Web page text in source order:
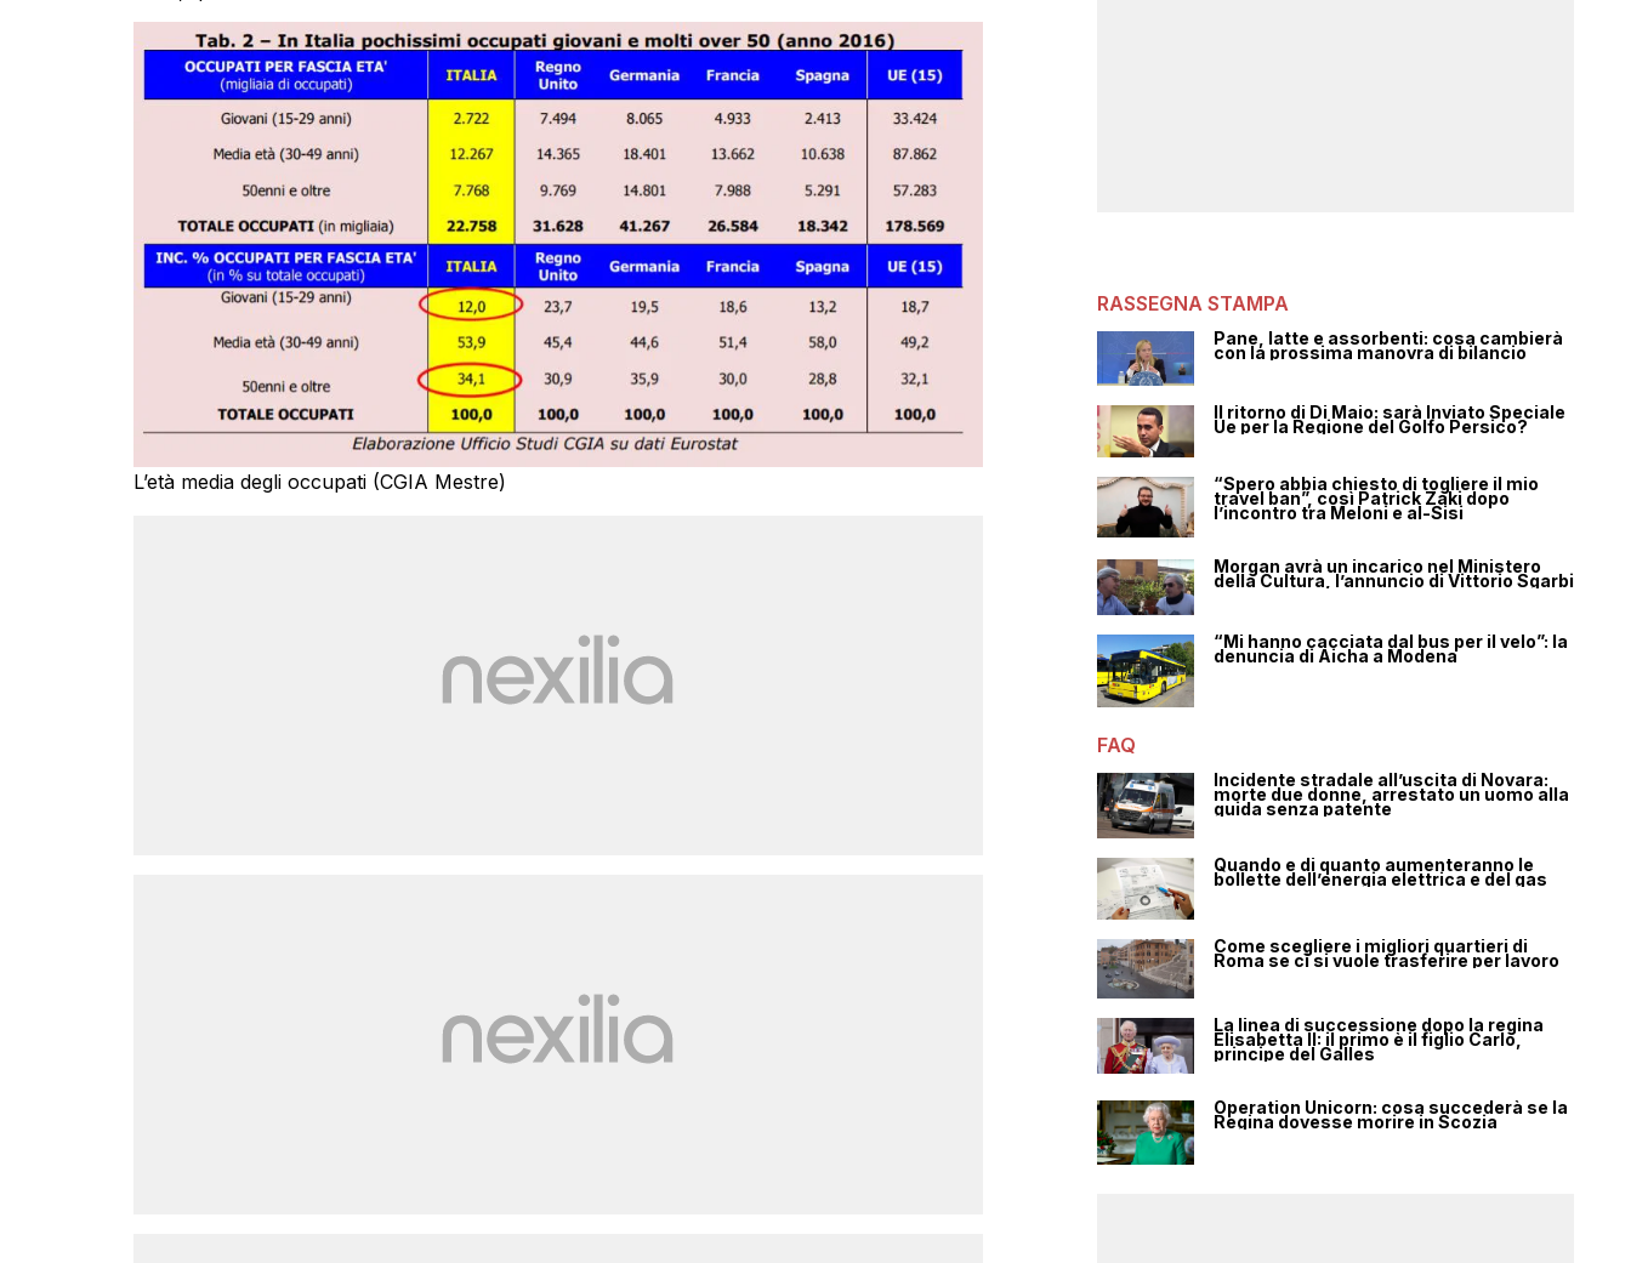
L’età media degli occupati (CGIA Mestre)
RASSEGNA STAMPA
Pane, latte e assorbenti: cosa cambierà
con la prossima manovra di bilancio
Il ritorno di Di Maio: sarà Inviato Speciale
Ue per la Regione del Golfo Persico?
“Spero abbia chiesto di togliere il mio
travel ban”, così Patrick Zaki dopo
l’incontro tra Meloni e al-Sisi
Morgan avrà un incarico nel Ministero
della Cultura, l’annuncio di Vittorio Sgarbi
“Mi hanno cacciata dal bus per il velo”: la
denuncia di Aicha a Modena
FAQ
Incidente stradale all’uscita di Novara:
morte due donne, arrestato un uomo alla
guida senza patente
Quando e di quanto aumenteranno le
bollette dell’energia elettrica e del gas
Come scegliere i migliori quartieri di
Roma se ci si vuole trasferire per lavoro
La linea di successione dopo la regina
Elisabetta II: il primo è il figlio Carlo,
principe del Galles
Operation Unicorn: cosa succederà se la
Regina dovesse morire in Scozia